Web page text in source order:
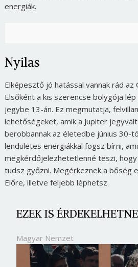
energiák.
Nyilas
Elképesztő jó hatással vannak rád az
Elsőként a kis szerencse bolygója
jegybe 13-án. Ez megmutatja,
lehetőségeket, amik a Jupiter
berobbannak az életedbe június 30-
lendületes energiákkal fogsz bírni, ami
megkérdőjelezhetetlenné teszi,
tudsz győzni. Megérkeznek a bőség
Előre, illetve feljebb léphetsz.
EZEK IS
Magyar Nemzet